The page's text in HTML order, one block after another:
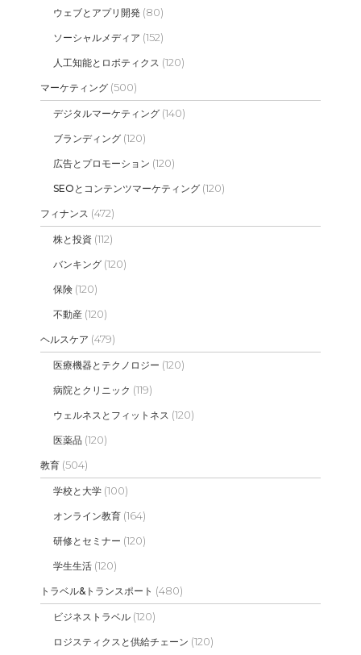
ウェブとアプリ開発 (80)
ソーシャルメディア (152)
人工知能とロボティクス (120)
マーケティング (500)
デジタルマーケティング (140)
ブランディング (120)
広告とプロモーション (120)
SEOとコンテンツマーケティング (120)
フィナンス (472)
株と投資 (112)
バンキング (120)
保険 (120)
不動産 (120)
ヘルスケア (479)
医療機器とテクノロジー (120)
病院とクリニック (119)
ウェルネスとフィットネス (120)
医薬品 (120)
教育 (504)
学校と大学 (100)
オンライン教育 (164)
研修とセミナー (120)
学生生活 (120)
トラベル&トランスポート (480)
ビジネストラベル (120)
ロジスティクスと供給チェーン (120)